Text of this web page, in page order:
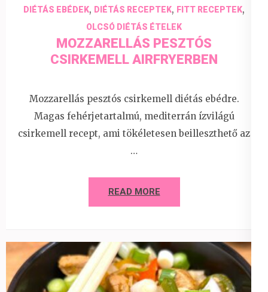
DIÉTÁS EBÉDEK, DIÉTÁS RECEPTEK, FITT RECEPTEK,
OLCSÓ DIÉTÁS ÉTELEK
MOZZARELLÁS PESZTÓS
CSIRKEMELL AIRFRYERBEN
Mozzarellás pesztós csirkemell diétás ebédre.
Magas fehérjetartalmú, mediterrán ízvilágú
csirkemell recept, ami tökéletesen beilleszthető az
…
READ MORE